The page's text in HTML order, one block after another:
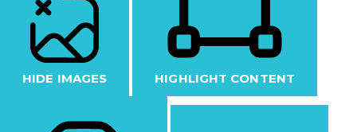
HIDE IMAGES HIGHLIGHT CONTENT